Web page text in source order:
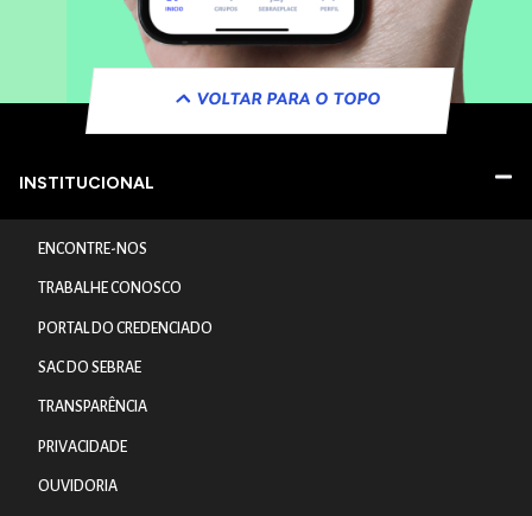
VOLTAR PARA O TOPO
INSTITUCIONAL
ENCONTRE-NOS
TRABALHE CONOSCO
PORTAL DO CREDENCIADO
SAC DO SEBRAE
TRANSPARÊNCIA
PRIVACIDADE
OUVIDORIA